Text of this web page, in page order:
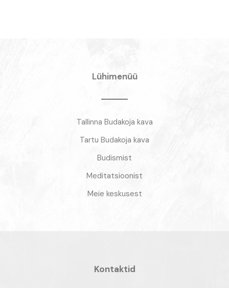
Lühimenüü
Tallinna Budakoja kava
Tartu Budakoja kava
Budismist
Meditatsioonist
Meie keskusest
Kontaktid